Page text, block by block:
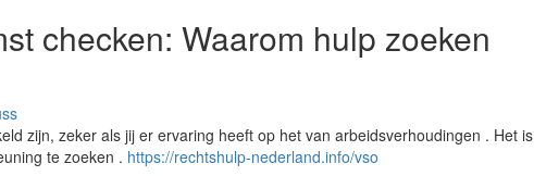
checken: Waarom hulp zoeken
zijn, zeker als jij er ervaring heeft op het van arbeidsverhoudingen . Het is
te zoeken . https://rechtshulp-nederland.info/vso